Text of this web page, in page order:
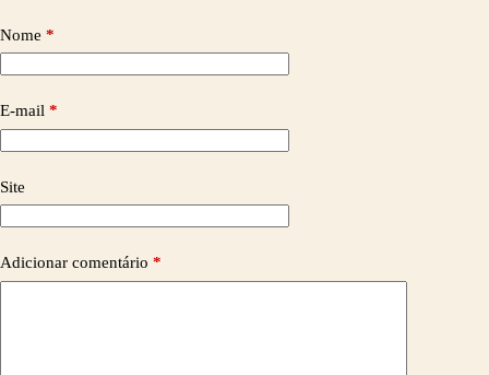
Nome *
E-mail *
Site
Adicionar comentário *